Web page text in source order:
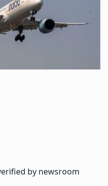
by newsroom